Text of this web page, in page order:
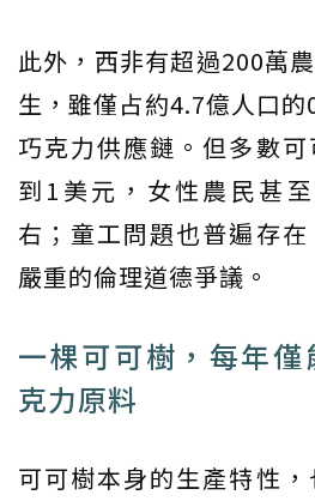
此外，西非有超過200萬
生，雖僅占約4.7億人口
巧克力供應鏈。但多數
到1美元，女性農民甚
右；童工問題也普遍存
嚴重的倫理道德爭議。
一棵可可樹，每年
克力原料
可可樹本身的生產特性